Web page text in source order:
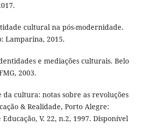
cultural na pós-modernidade.
Lamparina, 2015.
identidades e mediações culturais. Belo
2003.
da cultura: notas sobre as revoluções
& Realidade, Porto Alegre:
Educação, V. 22, n.2, 1997. Disponível